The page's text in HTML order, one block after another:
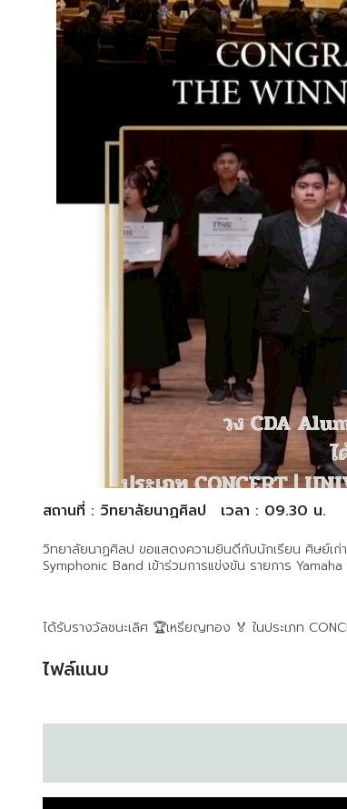
สถานที่ : วิทยาลัยนาฏศิลป เวลา : 09.30 น.
วิทยาลัยนาฏศิลป ขอแสดงความยินดีกับนักเรียน ศิษย์เ
Symphonic Band เข้าร่วมการแข่งขัน รายการ
ได้รับรางวัลชนะเลิศ 🏆เหรียญทอง 🏅 ในประเภท
ไฟล์แนบ